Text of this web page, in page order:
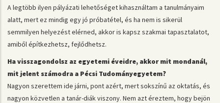
A legtöbb ilyen pályázati lehetőséget kihasználtam a tanulmányaim
alatt, mert ez mindig egy jó próbatétel, és ha nem is sikerül
semmilyen helyezést elérned, akkor is kapsz szakmai tapasztalatot,
amiből építkezhetsz, fejlődhetsz.
Image
Ha visszagondolsz az egyetemi éveidre, akkor mit mondanál,
mit jelent számodra a Pécsi Tudományegyetem?
Nagyon szerettem ide járni, pont azért, mert sokszínű az oktatás, és
nagyon közvetlen a tanár-diák viszony. Nem azt éreztem, hogy bejön